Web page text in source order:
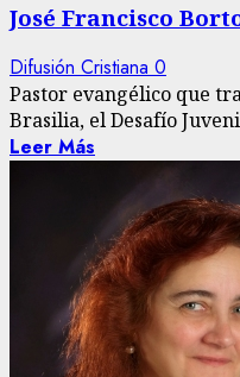
José Francisco
Difusión Cristiana 0
Pastor evangélico que
Brasilia, el Desafío
Leer Más